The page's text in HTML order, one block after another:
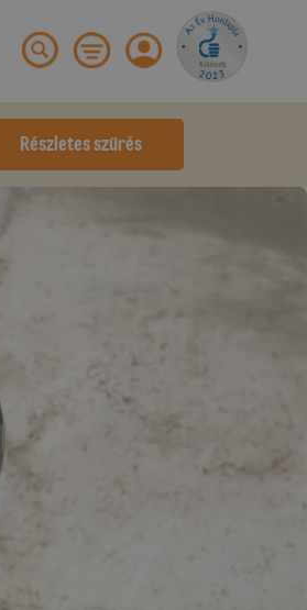
Részletes szűrés